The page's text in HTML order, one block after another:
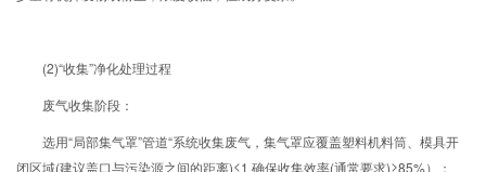
(2)“收集”净化处理过程
废气收集阶段：
选用“局部集气罩”管道“系统收集废气，集气罩应覆盖塑料机料筒、模具开
闭区域(建议盖口与污染源之间的距离)≤1 确保收集效率(通常要求)≥85%）；